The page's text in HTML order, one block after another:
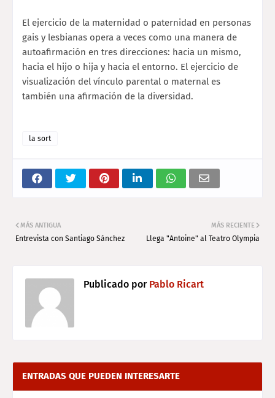
El ejercicio de la maternidad o paternidad en personas
gais y lesbianas opera a veces como una manera de
autoafirmación en tres direcciones: hacia un mismo,
hacia el hijo o hija y hacia el entorno. El ejercicio de
visualización del vínculo parental o maternal es
también una afirmación de la diversidad.
la sort
MÁS RECIENTE
Llega "Antoine" al Teatro Olympia
MÁS ANTIGUA
Entrevista con Santiago Sánchez
Publicado porPablo Ricart
ENTRADAS QUE PUEDEN INTERESARTE